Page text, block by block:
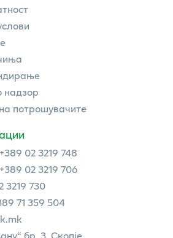
надзор
потрошувачите
+389 02 3219 748
+389 02 3219 706
3219 730
71 359 504